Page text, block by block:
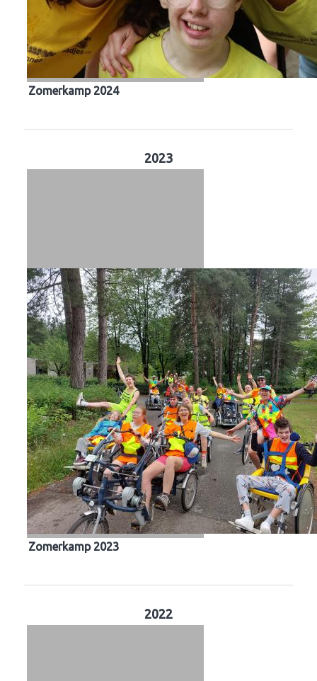
Zomerkamp 2024
2023
Zomerkamp 2023
2022